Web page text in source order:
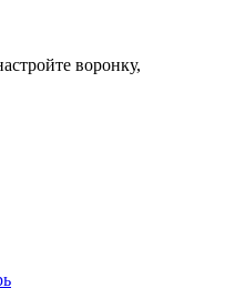
воронку,